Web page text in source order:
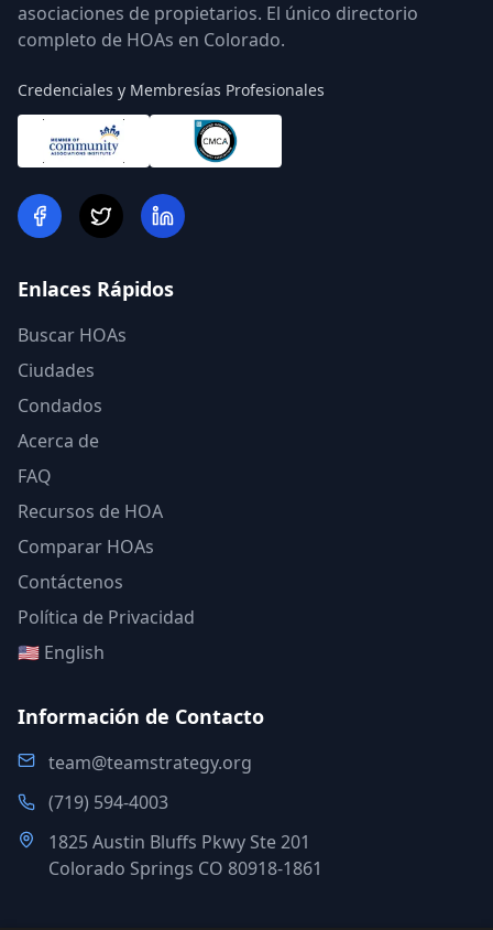
asociaciones de propietarios. El único directorio
completo de HOAs en Colorado.
Credenciales y Membresías Profesionales
Enlaces Rápidos
Buscar HOAs
Ciudades
Condados
Acerca de
FAQ
Recursos de HOA
Comparar HOAs
Contáctenos
Política de Privacidad
🇺🇸 English
Información de Contacto
team@teamstrategy.org
(719) 594-4003
1825 Austin Bluffs Pkwy Ste 201
Colorado Springs CO 80918-1861